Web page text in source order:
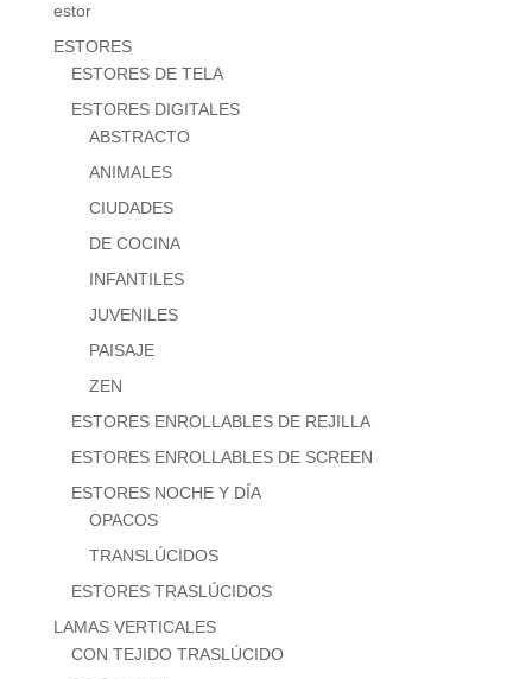
estor
ESTORES
ESTORES DE TELA
ESTORES DIGITALES
ABSTRACTO
ANIMALES
CIUDADES
DE COCINA
INFANTILES
JUVENILES
PAISAJE
ZEN
ESTORES ENROLLABLES DE REJILLA
ESTORES ENROLLABLES DE SCREEN
ESTORES NOCHE Y DÍA
OPACOS
TRANSLÚCIDOS
ESTORES TRASLÚCIDOS
LAMAS VERTICALES
CON TEJIDO TRASLÚCIDO